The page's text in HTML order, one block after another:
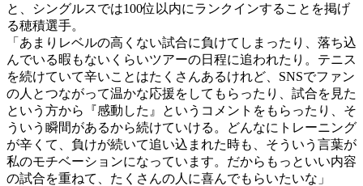
と、シングルスでは100位以内にランクインすることを掲げ
る穂積選手。
「あまりレベルの高くない試合に負けてしまったり、落ち込
んでいる暇もないくらいツアーの日程に追われたり。テニス
を続けていて辛いことはたくさんあるけれど、SNSでファン
の人とつながって温かな応援をしてもらったり、試合を見た
という方から『感動した』というコメントをもらったり、そ
ういう瞬間があるから続けていける。どんなにトレーニング
が辛くて、負けが続いて追い込まれた時も、そういう言葉が
私のモチベーションになっています。だからもっといい内容
の試合を重ねて、たくさんの人に喜んでもらいたいな」